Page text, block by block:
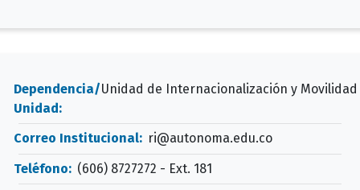
Dependencia/
Unidad:
Unidad de Internacionalización y Movilidad
Correo Institucional: ri@autonoma.edu.co
Teléfono: (606) 8727272 - Ext. 181